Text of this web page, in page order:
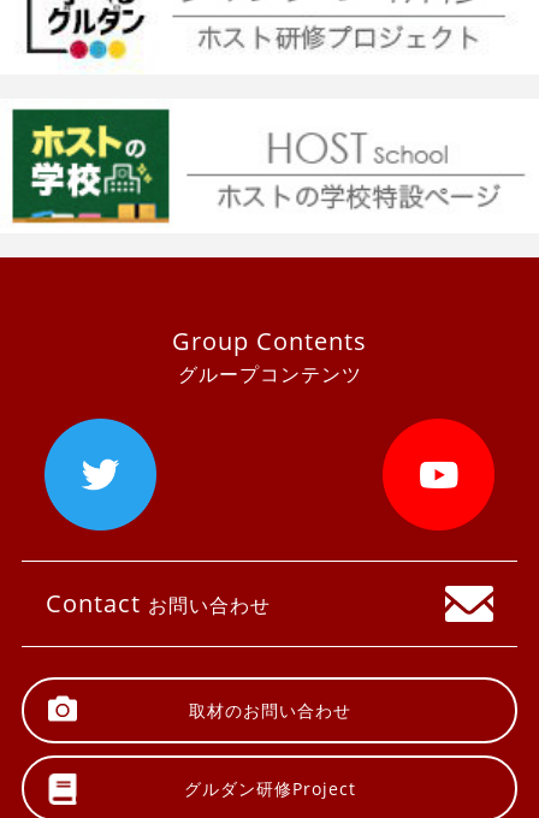
Group Contents
グループコンテンツ
Contact お問い合わせ
取材のお問い合わせ
グルダン研修Project